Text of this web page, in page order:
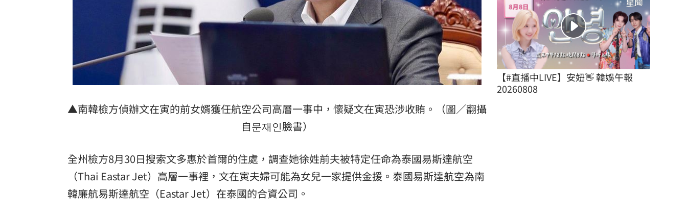
LIVE三立+24小時直播 15:27
三立iNEWS新聞台線上直播 18:00
AI時代！威力馬導入智慧營運系統提升效率
商場戰國來臨 台中「頂奢大道」逐漸成形 12:00
台彩父親節推新刮刮樂千萬頭獎超「爸」氣 12:00
10:30
8國球員齊聚高雄 Formosa 7s掀足球熱潮 10:00
理想混蛋號召粉絲跨海追星吃美食！ 18:15
▲南韓檢方偵辦文在寅的前女婿獲任航空公司高層一事中，懷疑文在寅恐涉收賄。（圖／翻攝
自문재인臉書）
全州檢方8月30日搜索文多惠於首爾的住處，調查她徐姓前夫被特定任命為泰國易斯達航空
（Thai Eastar Jet）高層一事裡，文在寅夫婦可能為女兒一家提供金援。泰國易斯達航空為南
韓廉航易斯達航空（Eastar Jet）在泰國的合資公司。
【#直播中LIVE】安妞👋 韓娛午報
20260808